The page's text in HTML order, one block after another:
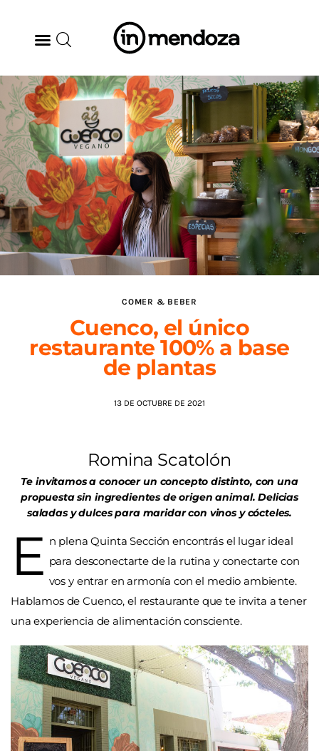
BODEGAS
GASTRONOMÍA
ARTE & CULTURA
MÚSICA
DÓNDE IR
TENDENCIAS
AGENDA
COMER & BEBER
Cuenco, el único
restaurante 100% a base
de plantas
13 DE OCTUBRE DE 2021
Romina Scatolón
Te invitamos a conocer un concepto distinto, con una
propuesta sin ingredientes de origen animal. Delicias
saladas y dulces para maridar con vinos y cócteles.
E n plena Quinta Sección encontrás el lugar ideal
para desconectarte de la rutina y conectarte con
vos y entrar en armonía con el medio ambiente.
Hablamos de Cuenco, el restaurante que te invita a tener
una experiencia de alimentación consciente.